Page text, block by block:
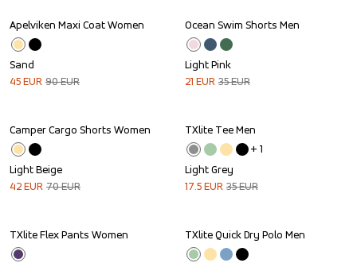
Sale
Apelviken Maxi Coat Women
Sand
45EUR 90EUR
Sale
Ocean Swim Shorts Men
Light Pink
21 EUR 35EUR
Sale
Camper Cargo Shorts Women
Light Beige
42EUR 70EUR
Sale
TXlite Tee Men
+ 1
Light Grey
17.5EUR 35EUR
Outlet
TXlite Flex Pants Women Sale
TXlite Quick Dry Polo Men